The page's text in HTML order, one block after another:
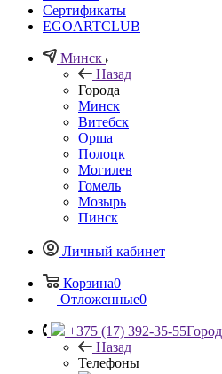
Сертификаты
EGOARTCLUB
Минск
Назад
Города
Минск
Витебск
Орша
Полоцк
Могилев
Гомель
Мозырь
Пинск
Личный кабинет
Корзина0
Отложенные0
+375 (17) 392-35-55
Назад
Телефоны